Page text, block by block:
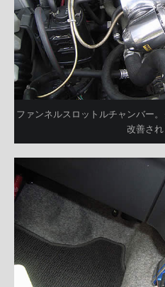
ファンネルスロットルチャンバー
改善され